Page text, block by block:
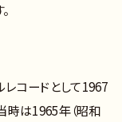
レコードとして1967
時は1965年（昭和